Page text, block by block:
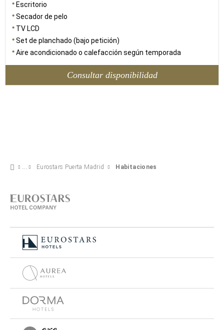
Escritorio
Secador de pelo
TV LCD
Set de planchado (bajo petición)
Aire acondicionado o calefacción según temporada
Consultar disponibilidad
Eurostars Puerta Madrid Habitaciones